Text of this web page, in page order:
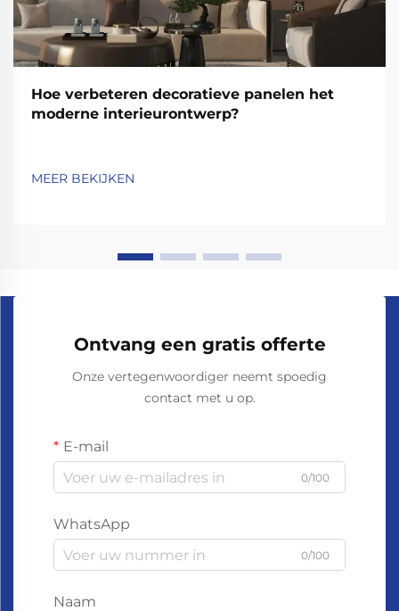
Hoe verbeteren decoratieve panelen het
moderne interieurontwerp?
MEER BEKIJKEN
Ontvang een gratis offerte
Onze vertegenwoordiger neemt spoedig
contact met u op.
E-mail
0/100
WhatsApp
0/100
Naam